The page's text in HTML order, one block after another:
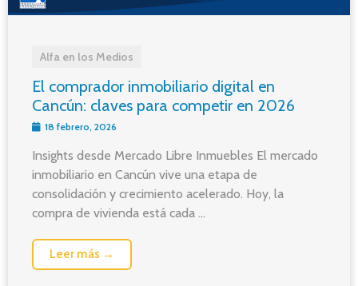
Alfa en los Medios
El comprador inmobiliario digital en
Cancún: claves para competir en 2026
18 febrero, 2026
Insights desde Mercado Libre Inmuebles El mercado
inmobiliario en Cancún vive una etapa de
consolidación y crecimiento acelerado. Hoy, la
compra de vivienda está cada ...
Leer más →